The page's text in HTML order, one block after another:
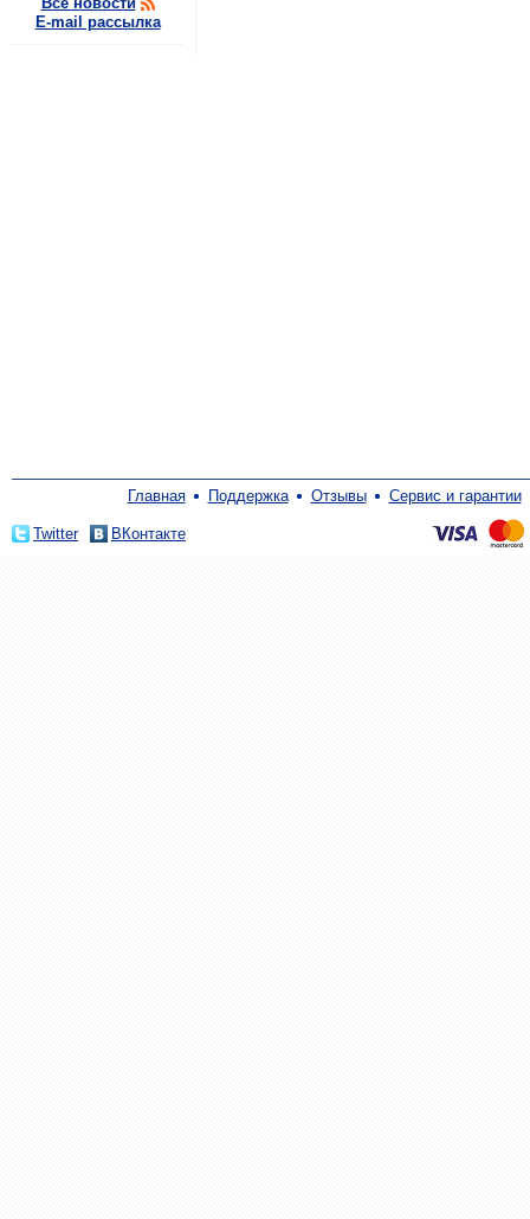
E-mail рассылка
Главная Поддержка Отзывы Сервис и гарантии
Twitter ВКонтакте